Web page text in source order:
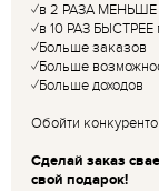
✓в 2 РАЗА МЕНЬШЕ
✓в 10 РАЗ БЫСТРЕЕ
✓Больше заказов
✓Больше
✓Больше доходов
Обойти
Сделай заказ
свой подарок!